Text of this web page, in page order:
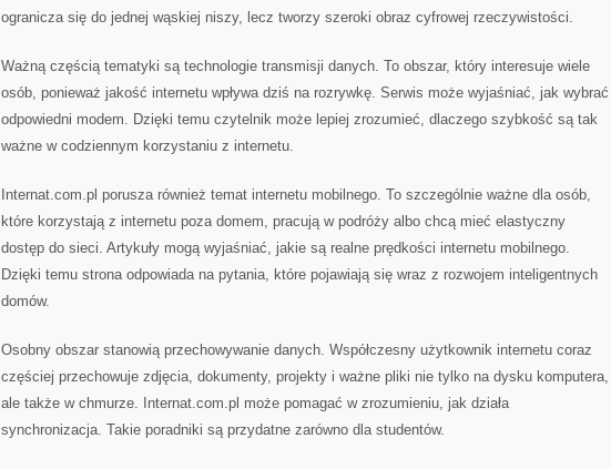
ogranicza się do jednej wąskiej niszy, lecz tworzy szeroki obraz cyfrowej rzeczywistości.
Ważną częścią tematyki są technologie transmisji danych. To obszar, który interesuje wiele
osób, ponieważ jakość internetu wpływa dziś na rozrywkę. Serwis może wyjaśniać, jak wybrać
odpowiedni modem. Dzięki temu czytelnik może lepiej zrozumieć, dlaczego szybkość są tak
ważne w codziennym korzystaniu z internetu.
Internat.com.pl porusza również temat internetu mobilnego. To szczególnie ważne dla osób,
które korzystają z internetu poza domem, pracują w podróży albo chcą mieć elastyczny
dostęp do sieci. Artykuły mogą wyjaśniać, jakie są realne prędkości internetu mobilnego.
Dzięki temu strona odpowiada na pytania, które pojawiają się wraz z rozwojem inteligentnych
domów.
Osobny obszar stanowią przechowywanie danych. Współczesny użytkownik internetu coraz
częściej przechowuje zdjęcia, dokumenty, projekty i ważne pliki nie tylko na dysku komputera,
ale także w chmurze. Internat.com.pl może pomagać w zrozumieniu, jak działa
synchronizacja. Takie poradniki są przydatne zarówno dla studentów.